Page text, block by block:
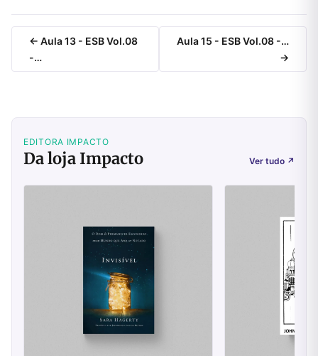
← Aula 13 - ESB Vol.08
-…
Aula 15 - ESB Vol.08 -…
→
EDITORA IMPACTO
Da loja Impacto Ver tudo ↗